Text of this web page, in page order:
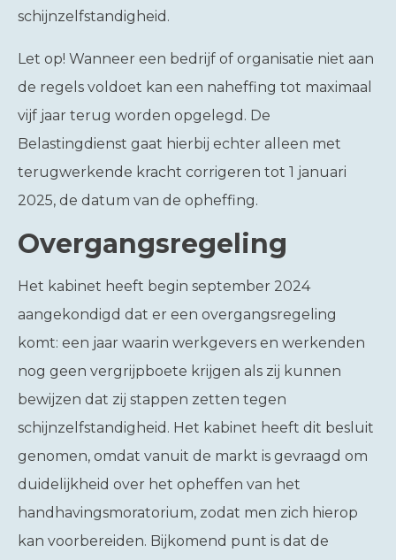
schijnzelfstandigheid.
Let op! Wanneer een bedrijf of organisatie niet aan
de regels voldoet kan een naheffing tot maximaal
vijf jaar terug worden opgelegd. De
Belastingdienst gaat hierbij echter alleen met
terugwerkende kracht corrigeren tot 1 januari
2025, de datum van de opheffing.
Overgangsregeling
Het kabinet heeft begin september 2024
aangekondigd dat er een overgangsregeling
komt: een jaar waarin werkgevers en werkenden
nog geen vergrijpboete krijgen als zij kunnen
bewijzen dat zij stappen zetten tegen
schijnzelfstandigheid. Het kabinet heeft dit besluit
genomen, omdat vanuit de markt is gevraagd om
duidelijkheid over het opheffen van het
handhavingsmoratorium, zodat men zich hierop
kan voorbereiden. Bijkomend punt is dat de